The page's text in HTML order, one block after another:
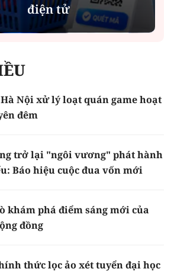
điện tử
Hà Nội xử lý loạt quán game hoạt
đêm
trở lại "ngôi vương" phát hành
Báo hiệu cuộc đua vốn mới
khám phá điểm sáng mới của
đồng
thức lọc ảo xét tuyển đại học